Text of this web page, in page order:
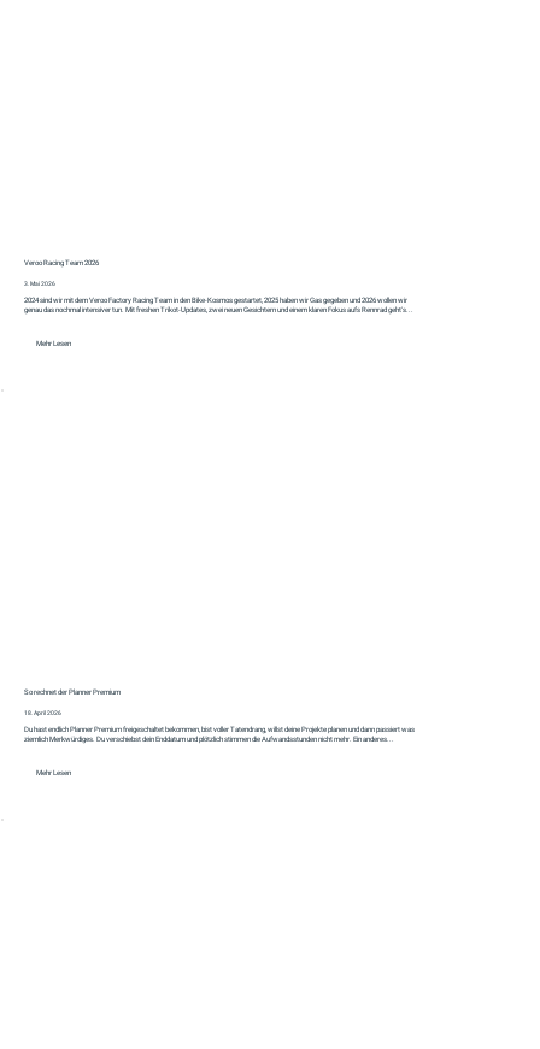
Veroo Racing Team 2026
3. Mai 2026
2024 sind wir mit dem Veroo Factory Racing Team in den Bike-Kosmos gestartet, 2025 haben wir Gas gegeben und 2026 wollen wir
genau das nochmal intensiver tun. Mit freshen Trikot-Updates, zwei neuen Gesichtern und einem klaren Fokus aufs Rennrad geht's...
Mehr Lesen
So rechnet der Planner Premium
18. April 2026
Du hast endlich Planner Premium freigeschaltet bekommen, bist voller Tatendrang, willst deine Projekte planen und dann passiert was
ziemlich Merkwürdiges. Du verschiebst dein Enddatum und plötzlich stimmen die Aufwandsstunden nicht mehr. Ein anderes...
Mehr Lesen